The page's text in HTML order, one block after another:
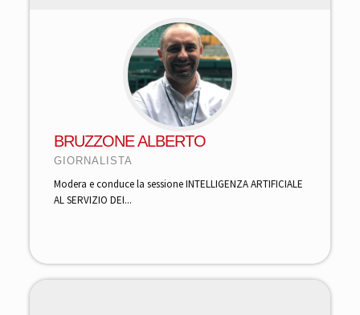
BRUZZONE ALBERTO
GIORNALISTA
Modera e conduce la sessione INTELLIGENZA ARTIFICIALE
AL SERVIZIO DEI...